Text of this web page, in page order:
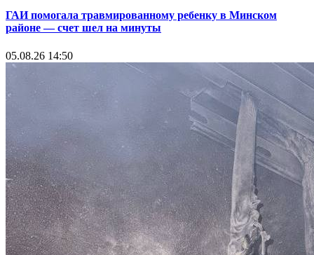
ГАИ помогала травмированному ребенку в Минском
районе — счет шел на минуты
05.08.26 14:50